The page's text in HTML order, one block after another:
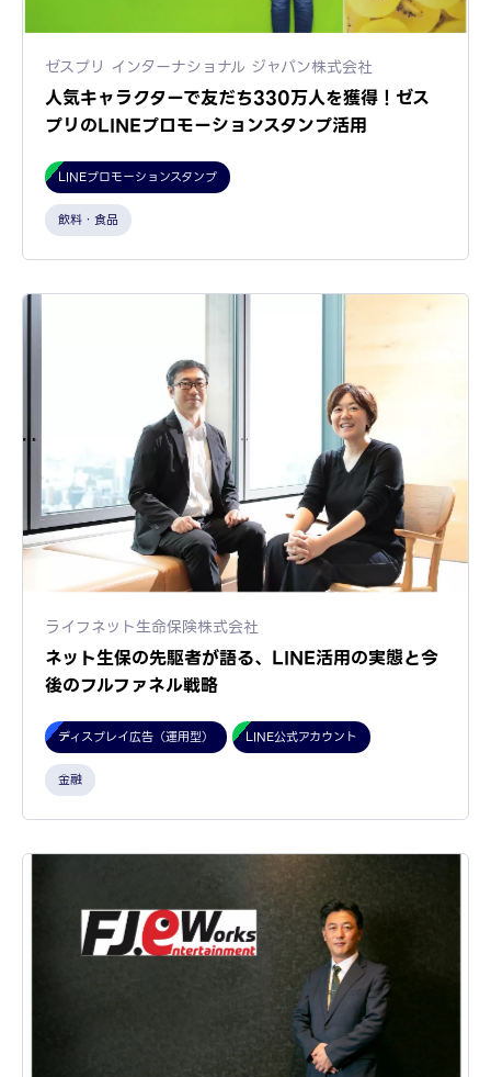
ゼスプリ インターナショナル ジャパン株式会社
人気キャラクターで友だち330万人を獲得！ゼス
プリのLINEプロモーションスタンプ活用
LINEプロモーションスタンプ
飲料・食品
ライフネット生命保険株式会社
ネット生保の先駆者が語る、LINE活用の実態と今
後のフルファネル戦略
ディスプレイ広告（運用型） LINE公式アカウント
金融